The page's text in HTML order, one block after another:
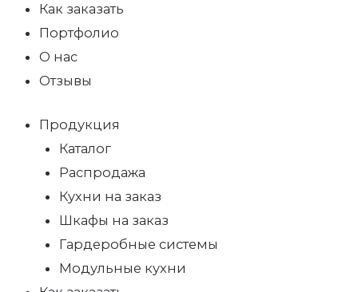
Как заказать
Портфолио
О нас
Отзывы
Продукция
Каталог
Распродажа
Кухни на заказ
Шкафы на заказ
Гардеробные системы
Модульные кухни